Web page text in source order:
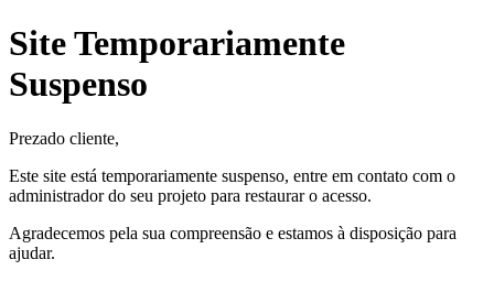
Site Temporariamente
Suspenso
Prezado cliente,
Este site está temporariamente suspenso, entre em contato com o
administrador do seu projeto para restaurar o acesso.
Agradecemos pela sua compreensão e estamos à disposição para
ajudar.